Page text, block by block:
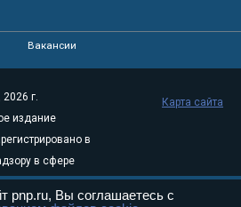
Вакансии
г.
издание
в
в сфере
и
05
Карта сайта
pnp.ru, Вы соглашаетесь с